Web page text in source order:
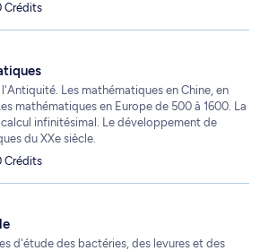
Crédits
Les mathématiques en Chine, en
mathématiques en Europe de 500 à 1600. La
infinitésimal. Le développement de
du XXe siècle.
Crédits
d'étude des bactéries, des levures et des